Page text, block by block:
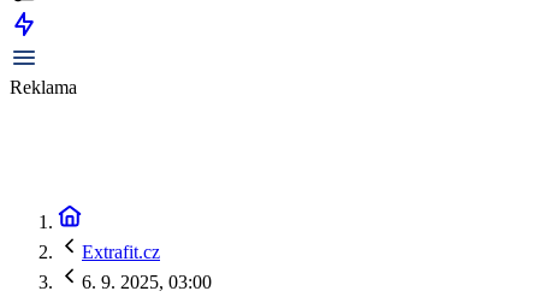
Reklama
Extrafit.cz
6. 9. 2025, 03:00